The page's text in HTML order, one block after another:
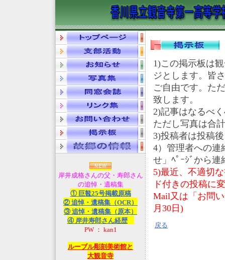
岸井成格さんの父・寿郎さん
の追悼・遺稿集
① 巨鼇25号掲載原稿
② 追悼・遺稿集（OCR）
③ 追悼・遺稿集（原本）
④ 岸井寿郎さん経歴
PW ： kan1
ルーブル彫刻美術館と
大観音寺
1)この掲示板は
ジとします。皆
ご自由です。た
致します。
2)記事はなるべ
ただし写真は合
3)投稿者は投稿
4）管理者への連
せ」ﾍﾟｰｼﾞから連
5)最近、不適切
ド付きの投稿に
Mail又は「お問
月30日)
戻る